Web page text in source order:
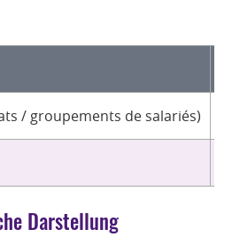
/ groupements de salariés)
Darstellung